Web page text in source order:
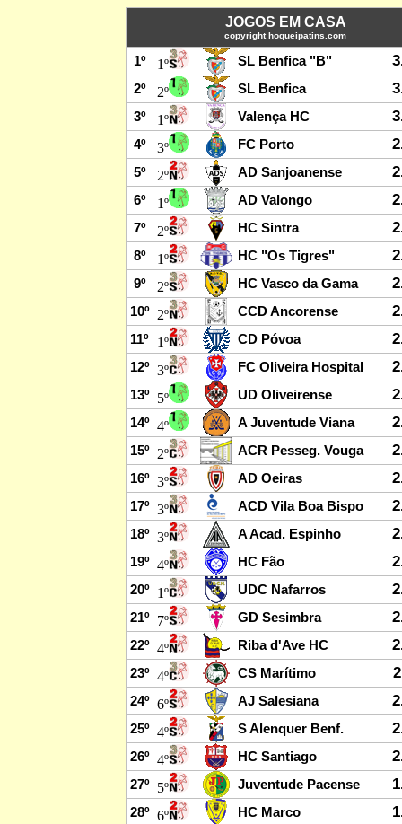
JOGOS EM CASA
copyright hoqueipatins.com
1º 1º SL Benfica "B"
2º 2º SL Benfica
3º 1º Valença HC
4º 3º FC Porto
5º 2º AD Sanjoanense
6º 1º AD Valongo
7º 2º HC Sintra
8º 1º HC "Os Tigres"
9º 2º HC Vasco da Gama
10º 2º CCD Ancorense
11º 1º CD Póvoa
12º 3º FC Oliveira Hospital
13º 5º UD Oliveirense
14º 4º A Juventude Viana
15º 2º ACR Pesseg. Vouga
16º 3º AD Oeiras
17º 3º ACD Vila Boa Bispo
18º 3º A Acad. Espinho
19º 4º HC Fão
20º 1º UDC Nafarros
21º 7º GD Sesimbra
22º 4º Riba d'Ave HC
23º 4º CS Marítimo
24º 6º AJ Salesiana
25º 4º S Alenquer Benf.
26º 4º HC Santiago
27º 5º Juventude Pacense
28º 6º HC Marco